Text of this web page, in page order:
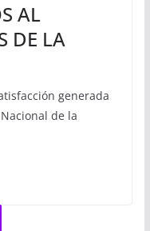
AL
DE LA
generada
de la